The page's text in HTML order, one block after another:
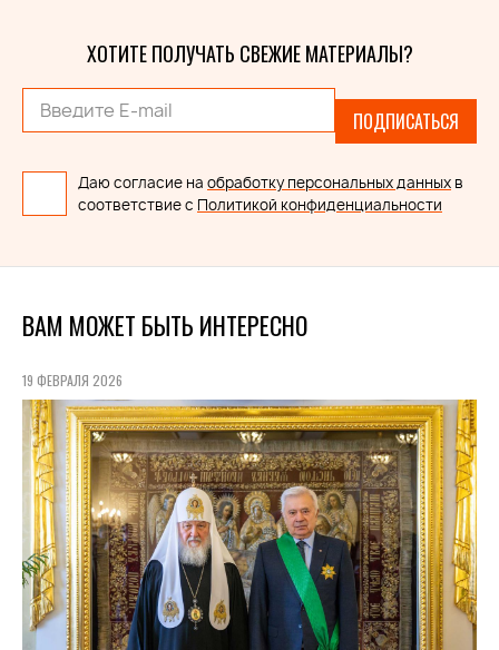
ХОТИТЕ ПОЛУЧАТЬ СВЕЖИЕ МАТЕРИАЛЫ?
ПОДПИСАТЬСЯ
Даю согласие на обработку персональных данных в
соответствие с Политикой конфиденциальности
ВАМ МОЖЕТ БЫТЬ ИНТЕРЕСНО
19 ФЕВРАЛЯ 2026